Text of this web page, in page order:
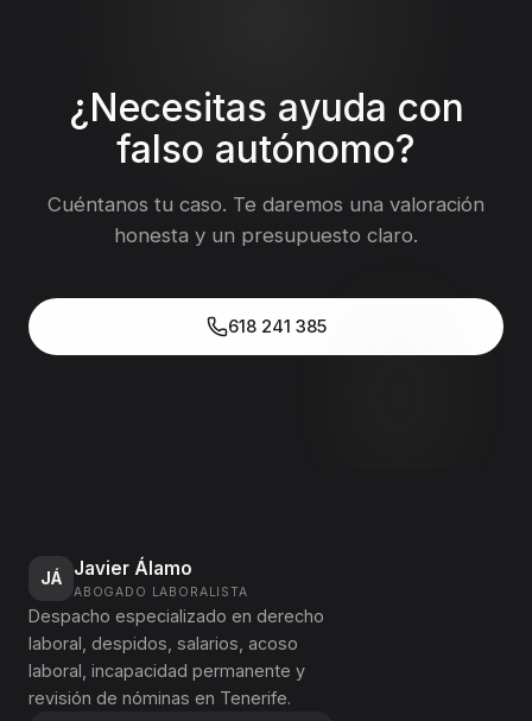
¿Necesitas ayuda con
falso autónomo?
Cuéntanos tu caso. Te daremos una valoración
honesta y un presupuesto claro.
618 241 385
JÁ Javier Álamo
ABOGADO LABORALISTA
Despacho especializado en derecho
laboral, despidos, salarios, acoso
laboral, incapacidad permanente y
revisión de nóminas en Tenerife.